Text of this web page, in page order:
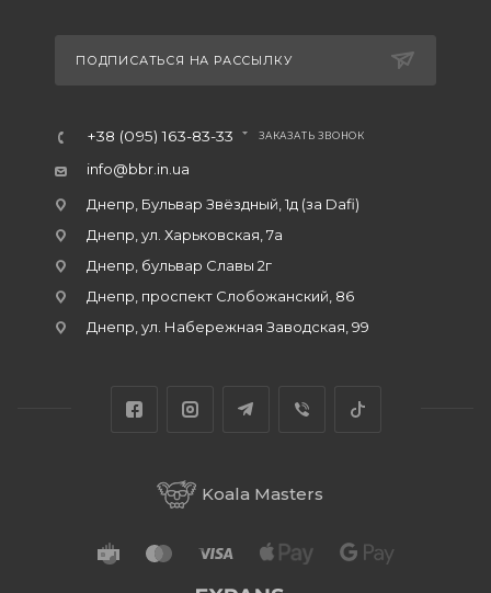
ПОДПИСАТЬСЯ НА РАССЫЛКУ
+38 (095) 163-83-33 ЗАКАЗАТЬ ЗВОНОК
info@bbr.in.ua
Днепр, Бульвар Звёздный, 1д (за Dafi)
Днепр, ул. Харьковская, 7а
Днепр, бульвар Славы 2г
Днепр, проспект Слобожанский, 86
Днепр, ул. Набережная Заводская, 99
Koala Masters